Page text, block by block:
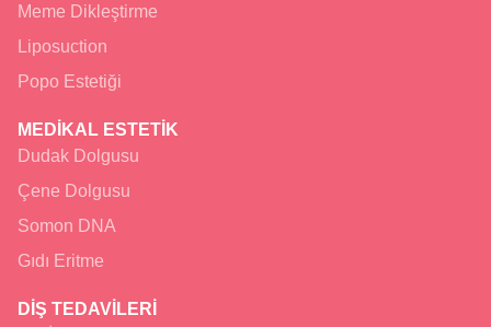
Meme Dikleştirme
Liposuction
Popo Estetiği
MEDİKAL ESTETİK
Dudak Dolgusu
Çene Dolgusu
Somon DNA
Gıdı Eritme
DİŞ TEDAVİLERİ